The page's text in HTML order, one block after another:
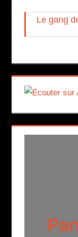
Le gang